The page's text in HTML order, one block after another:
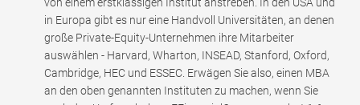
in Europa gibt es nur eine Handvoll Universitäten, an denen
große Private-Equity-Unternehmen ihre Mitarbeiter
auswählen - Harvard, Wharton, INSEAD, Stanford, Oxford,
Cambridge, HEC und ESSEC. Erwägen Sie also, einen MBA
an den oben genannten Instituten zu machen, wenn Sie